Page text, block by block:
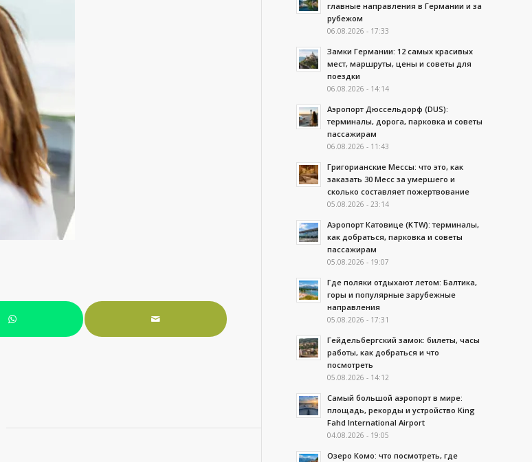
главные направления в Германии и за
рубежом
06.08.2026 - 17:33
Замки Германии: 12 самых красивых
мест, маршруты, цены и советы для
поездки
06.08.2026 - 14:14
Аэропорт Дюссельдорф (DUS):
терминалы, дорога, парковка и советы
пассажирам
06.08.2026 - 11:43
Григорианские Мессы: что это, как
заказать 30 Месс за умершего и
сколько составляет пожертвование
05.08.2026 - 23:14
Аэропорт Катовице (KTW): терминалы,
как добраться, парковка и советы
пассажирам
05.08.2026 - 19:07
Где поляки отдыхают летом: Балтика,
горы и популярные зарубежные
направления
05.08.2026 - 17:31
Гейдельбергский замок: билеты, часы
работы, как добраться и что
посмотреть
05.08.2026 - 14:12
Самый большой аэропорт в мире:
площадь, рекорды и устройство King
Fahd International Airport
04.08.2026 - 19:05
Озеро Комо: что посмотреть, где